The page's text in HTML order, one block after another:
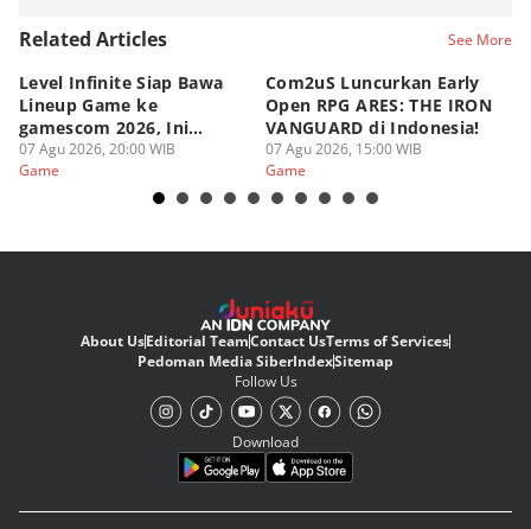
Related Articles See More
Level Infinite Siap Bawa
Lineup Game ke
gamescom 2026, Ini
Judulnya!
07 Agu 2026, 20:00 WIB
Game
Com2uS Luncurkan Early
Open RPG ARES: THE IRON
VANGUARD di Indonesia!
07 Agu 2026, 15:00 WIB
Game
About UsEditorial TeamContact UsTerms of Services
Pedoman Media SiberIndexSitemap
Follow Us
Download